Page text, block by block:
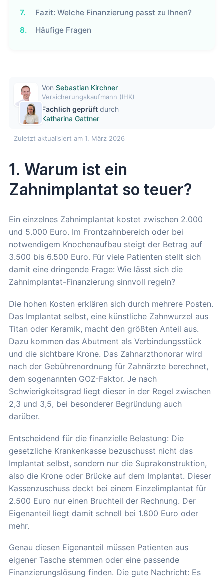
7.
Fazit: Welche Finanzierung passt zu Ihnen?
8.
Häufige Fragen
Von Sebastian Kirchner
Versicherungskaufmann (IHK)
Fachlich geprüft durch
Katharina Gattner
Zuletzt aktualisiert am 1. März 2026
1. Warum ist ein
Zahnimplantat so teuer?
Ein einzelnes Zahnimplantat kostet zwischen 2.000
und 5.000 Euro. Im Frontzahnbereich oder bei
notwendigem Knochenaufbau steigt der Betrag auf
3.500 bis 6.500 Euro. Für viele Patienten stellt sich
damit eine dringende Frage: Wie lässt sich die
Zahnimplantat-Finanzierung sinnvoll regeln?
Die hohen Kosten erklären sich durch mehrere Posten.
Das Implantat selbst, eine künstliche Zahnwurzel aus
Titan oder Keramik, macht den größten Anteil aus.
Dazu kommen das Abutment als Verbindungsstück
und die sichtbare Krone. Das Zahnarzthonorar wird
nach der Gebührenordnung für Zahnärzte berechnet,
dem sogenannten GOZ-Faktor. Je nach
Schwierigkeitsgrad liegt dieser in der Regel zwischen
2,3 und 3,5, bei besonderer Begründung auch
darüber.
Entscheidend für die finanzielle Belastung: Die
gesetzliche Krankenkasse bezuschusst nicht das
Implantat selbst, sondern nur die Suprakonstruktion,
also die Krone oder Brücke auf dem Implantat. Dieser
Kassenzuschuss deckt bei einem Einzelimplantat für
2.500 Euro nur einen Bruchteil der Rechnung. Der
Eigenanteil liegt damit schnell bei 1.800 Euro oder
mehr.
Genau diesen Eigenanteil müssen Patienten aus
eigener Tasche stemmen oder eine passende
Finanzierungslösung finden. Die gute Nachricht: Es